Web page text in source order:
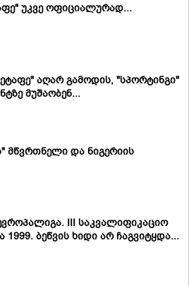
უკვე ოფიციალურად...
აღარ გამოდის, "სპორტინგი"
მუშაობენ...
მწვრთნელი და ნიგერიის
III საკვალიფიკაციო
1999. ბეწვის ხიდი არ ჩაგვიტყდა...